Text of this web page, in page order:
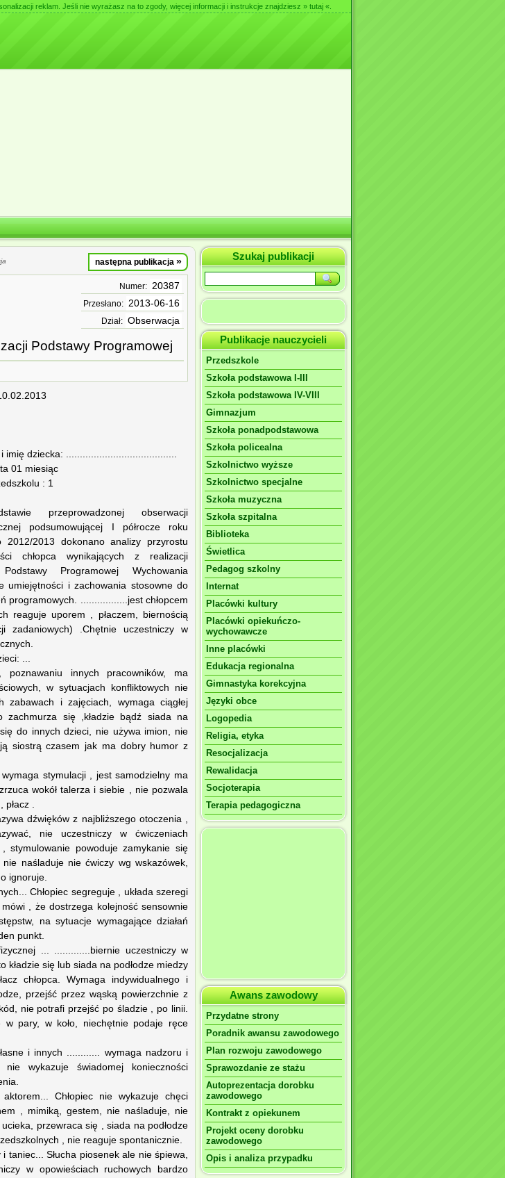
reklam. Jeśli nie wyrażasz na to zgody, więcej informacji i instrukcje znajdziesz » tutaj «
następna publikacja »
Numer: 20387
Przesłano: 2013-06-16
Dział: Obserwacja
Podstawy Programowej
i imię dziecka: ........................................
01 miesiąc
: 1
przeprowadzonej obserwacji
podsumowującej I półrocze roku
2012/2013 dokonano analizy przyrostu
chłopca wynikających z realizacji
Podstawy Programowej Wychowania
umiejętności i zachowania stosowne do
programowych. .................jest chłopcem
reaguje uporem , płaczem, biernością
zadaniowych) .Chętnie uczestniczy w
...
poznawaniu innych pracowników, ma
w sytuacjach konfliktowych nie
zabawach i zajęciach, wymaga ciągłej
zachmurza się ,kładzie bądź siada na
do innych dzieci, nie używa imion, nie
siostrą czasem jak ma dobry humor z
stymulacji , jest samodzielny ma
wokół talerza i siebie , nie pozwala
płacz .
dźwięków z najbliższego otoczenia ,
nie uczestniczy w ćwiczeniach
stymulowanie powoduje zamykanie się
naśladuje nie ćwiczy wg wskazówek,
ignoruje.
Chłopiec segreguje , układa szeregi
, że dostrzega kolejność sensownie
na sytuacje wymagające działań
punkt.
... .............biernie uczestniczy w
się lub siada na podłodze miedzy
chłopca. Wymaga indywidualnego i
przejść przez wąską powierzchnie z
nie potrafi przejść po śladzie , po linii.
w pary, w koło, niechętnie podaje ręce
i innych ............ wymaga nadzoru i
wykazuje świadomej konieczności
Chłopiec nie wykazuje chęci
, mimiką, gestem, nie naśladuje, nie
przewraca się , siada na podłodze
, nie reaguje spontanicznie.
taniec... Słucha piosenek ale nie śpiewa,
w opowieściach ruchowych bardzo
Szukaj publikacji
Publikacje nauczycieli
Przedszkole
Szkoła podstawowa I-III
Szkoła podstawowa IV-VIII
Gimnazjum
Szkoła ponadpodstawowa
Szkoła policealna
Szkolnictwo wyższe
Szkolnictwo specjalne
Szkoła muzyczna
Szkoła szpitalna
Biblioteka
Świetlica
Pedagog szkolny
Internat
Placówki kultury
Placówki opiekuńczo-
wychowawcze
Inne placówki
Edukacja regionalna
Gimnastyka korekcyjna
Języki obce
Logopedia
Religia, etyka
Resocjalizacja
Rewalidacja
Socjoterapia
Terapia pedagogiczna
Awans zawodowy
Przydatne strony
Poradnik awansu zawodowego
Plan rozwoju zawodowego
Sprawozdanie ze stażu
Autoprezentacja dorobku
zawodowego
Kontrakt z opiekunem
Projekt oceny dorobku
zawodowego
Opis i analiza przypadku